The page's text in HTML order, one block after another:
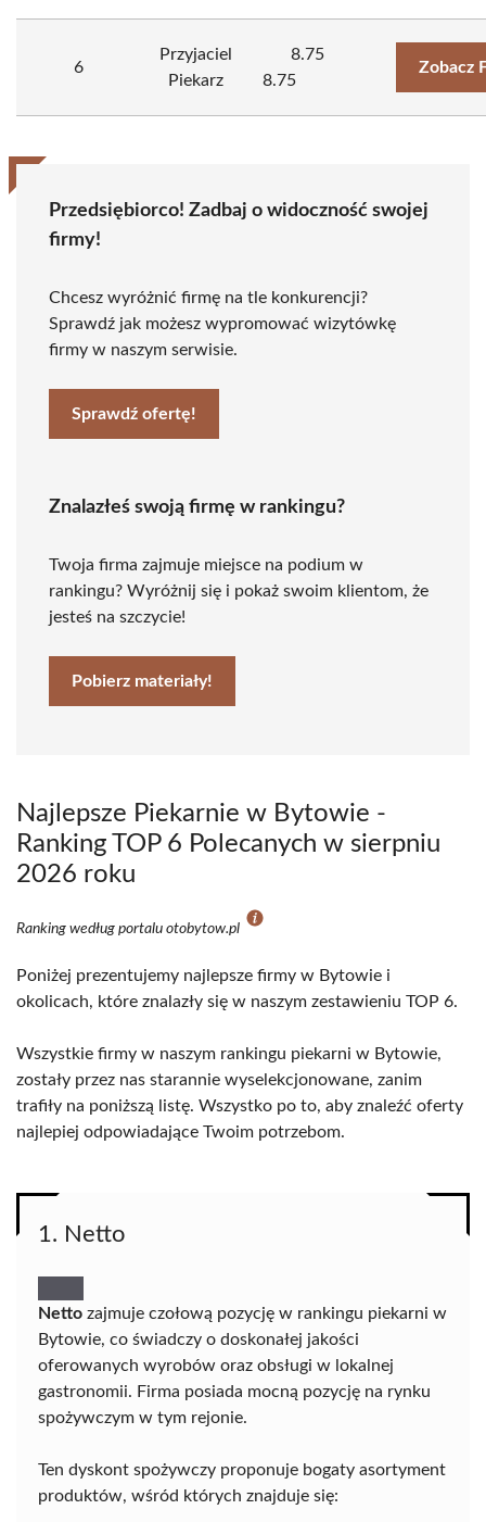
6
Przyjaciel
Piekarz
8.75
8.75
Zobacz
Przedsiębiorco! Zadbaj o widoczność swojej
firmy!
Chcesz wyróżnić firmę na tle konkurencji?
Sprawdź jak możesz wypromować wizytówkę
firmy w naszym serwisie.
Sprawdź ofertę!
Znalazłeś swoją firmę w rankingu?
Twoja firma zajmuje miejsce na podium w
rankingu? Wyróżnij się i pokaż swoim klientom, że
jesteś na szczycie!
Pobierz materiały!
Najlepsze Piekarnie w Bytowie -
Ranking TOP 6 Polecanych w sierpniu
2026 roku
Ranking według portalu otobytow.pl
Poniżej prezentujemy najlepsze firmy w Bytowie i
okolicach, które znalazły się w naszym zestawieniu TOP 6.
Wszystkie firmy w naszym rankingu piekarni w Bytowie,
zostały przez nas starannie wyselekcjonowane, zanim
trafiły na poniższą listę. Wszystko po to, aby znaleźć oferty
najlepiej odpowiadające Twoim potrzebom.
1. Netto
Netto zajmuje czołową pozycję w rankingu piekarni w
Bytowie, co świadczy o doskonałej jakości
oferowanych wyrobów oraz obsługi w lokalnej
gastronomii. Firma posiada mocną pozycję na rynku
spożywczym w tym rejonie.
Ten dyskont spożywczy proponuje bogaty asortyment
produktów, wśród których znajduje się: